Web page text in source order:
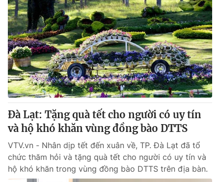
Đà Lạt: Tặng quà tết cho người có uy tín
và hộ khó khăn vùng đồng bào DTTS
VTV.vn - Nhân dịp tết đến xuân về, TP. Đà Lạt đã tổ
chức thăm hỏi và tặng quà tết cho người có uy tín và
hộ khó khăn trong vùng đồng bào DTTS trên địa bàn.